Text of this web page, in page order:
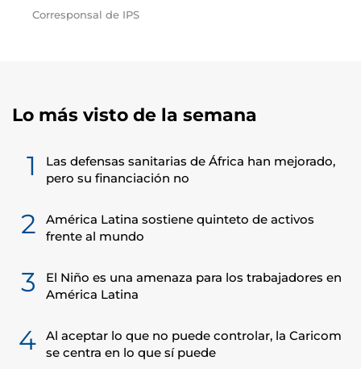
Corresponsal de IPS
Lo más visto de la semana
1
Las defensas sanitarias de África han mejorado,
pero su financiación no
2
América Latina sostiene quinteto de activos
frente al mundo
3
El Niño es una amenaza para los trabajadores en
América Latina
4
Al aceptar lo que no puede controlar, la Caricom
se centra en lo que sí puede